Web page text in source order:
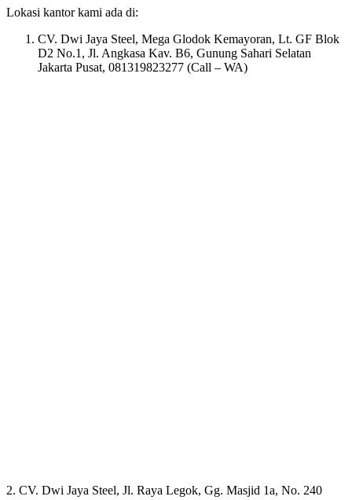
Lokasi kantor kami ada di:
CV. Dwi Jaya Steel, Mega Glodok Kemayoran, Lt. GF Blok
D2 No.1, Jl. Angkasa Kav. B6, Gunung Sahari Selatan
Jakarta Pusat, 081319823277 (Call – WA)
2. CV. Dwi Jaya Steel, Jl. Raya Legok, Gg. Masjid 1a, No. 240